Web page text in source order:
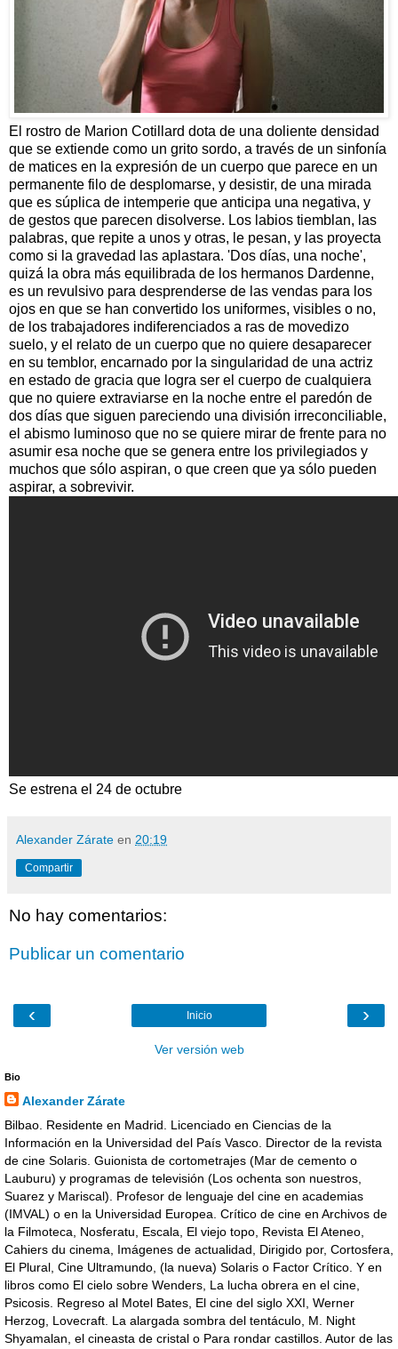
El rostro de Marion Cotillard dota de una doliente densidad
que se extiende como un grito sordo, a través de un sinfonía
de matices en la expresión de un cuerpo que parece en un
permanente filo de desplomarse, y desistir, de una mirada
que es súplica de intemperie que anticipa una negativa, y
de gestos que parecen disolverse. Los labios tiemblan, las
palabras, que repite a unos y otras, le pesan, y las proyecta
como si la gravedad las aplastara. 'Dos días, una noche',
quizá la obra más equilibrada de los hermanos Dardenne,
es un revulsivo para desprenderse de las vendas para los
ojos en que se han convertido los uniformes, visibles o no,
de los trabajadores indiferenciados a ras de movedizo
suelo, y el relato de un cuerpo que no quiere desaparecer
en su temblor, encarnado por la singularidad de una actriz
en estado de gracia que logra ser el cuerpo de cualquiera
que no quiere extraviarse en la noche entre el paredón de
dos días que siguen pareciendo una división irreconciliable,
el abismo luminoso que no se quiere mirar de frente para no
asumir esa noche que se genera entre los privilegiados y
muchos que sólo aspiran, o que creen que ya sólo pueden
aspirar, a sobrevivir.
Se estrena el 24 de octubre
Alexander Zárate en 20:19
Compartir
No hay comentarios:
Publicar un comentario
‹ ›
Inicio
Ver versión web
Bio
Alexander Zárate
Bilbao. Residente en Madrid. Licenciado en Ciencias de la
Información en la Universidad del País Vasco. Director de la revista
de cine Solaris. Guionista de cortometrajes (Mar de cemento o
Lauburu) y programas de televisión (Los ochenta son nuestros,
Suarez y Mariscal). Profesor de lenguaje del cine en academias
(IMVAL) o en la Universidad Europea. Crítico de cine en Archivos de
la Filmoteca, Nosferatu, Escala, El viejo topo, Revista El Ateneo,
Cahiers du cinema, Imágenes de actualidad, Dirigido por, Cortosfera,
El Plural, Cine Ultramundo, (la nueva) Solaris o Factor Crítico. Y en
libros como El cielo sobre Wenders, La lucha obrera en el cine,
Psicosis. Regreso al Motel Bates, El cine del siglo XXI, Werner
Herzog, Lovecraft. La alargada sombra del tentáculo, M. Night
Shyamalan, el cineasta de cristal o Para rondar castillos. Autor de las